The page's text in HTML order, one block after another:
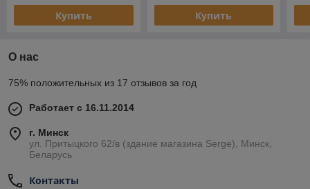
Купить Купить
О нас
75% положительных из 17 отзывов за год
Работает с 16.11.2014
г. Минск
ул. Притыцкого 62/в (здание магазина Serge), Минск,
Беларусь
Контакты